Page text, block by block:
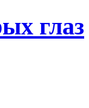
глаз